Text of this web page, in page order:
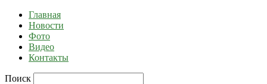
Главная
Новости
Фото
Видео
Контакты
Поиск